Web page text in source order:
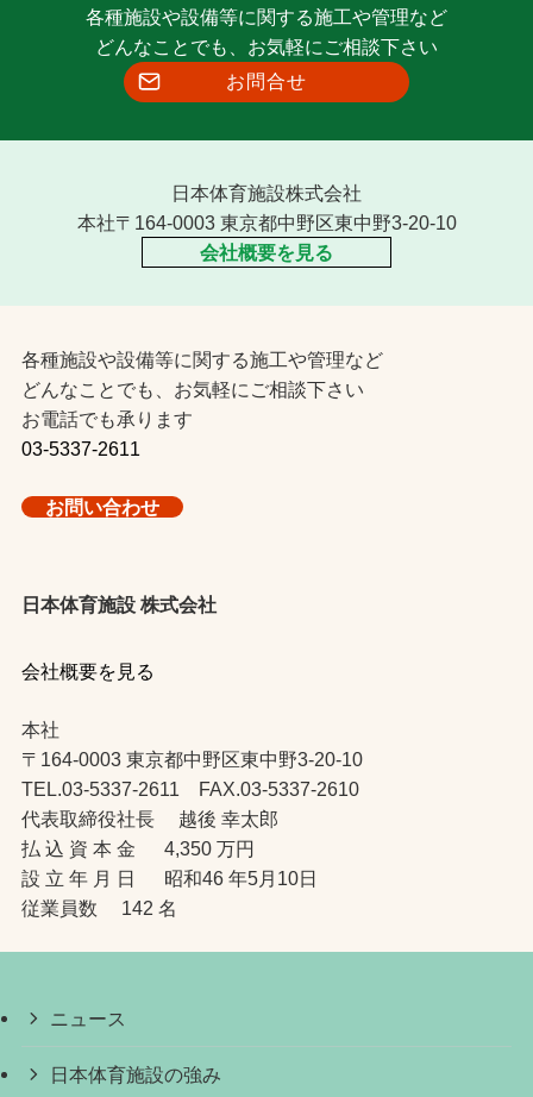
各種施設や設備等に関する施工や管理など
どんなことでも、お気軽にご相談下さい
お問合せ
日本体育施設株式会社
本社〒164-0003 東京都中野区東中野3-20-10
会社概要を見る
各種施設や設備等に関する施工や管理など
どんなことでも、お気軽にご相談下さい
お電話でも承ります
03-5337-2611
お問い合わせ
日本体育施設 株式会社
会社概要を見る
本社
〒164-0003 東京都中野区東中野3-20-10
TEL.03-5337-2611 FAX.03-5337-2610
代表取締役社長 越後 幸太郎
払 込 資 本 金 4,350 万円
設 立 年 月 日 昭和46 年5月10日
従業員数 142 名
ニュース
日本体育施設の強み